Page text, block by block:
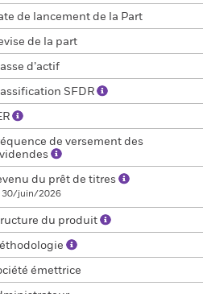
de lancement de la Part
de la part
d’actif
SFDR
de versement des
du prêt de titres
30/juin/2026
du produit
émettrice